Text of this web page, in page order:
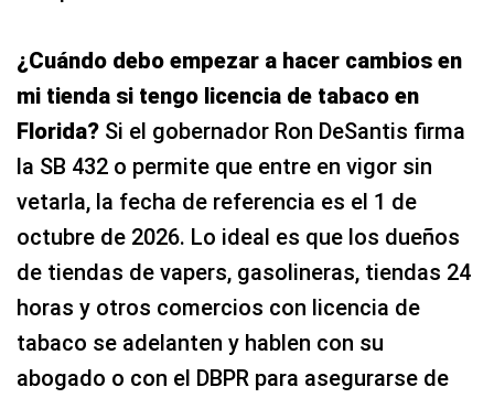
¿Cuándo debo empezar a hacer cambios en
mi tienda si tengo licencia de tabaco en
Florida? Si el gobernador Ron DeSantis firma
la SB 432 o permite que entre en vigor sin
vetarla, la fecha de referencia es el 1 de
octubre de 2026. Lo ideal es que los dueños
de tiendas de vapers, gasolineras, tiendas 24
horas y otros comercios con licencia de
tabaco se adelanten y hablen con su
abogado o con el DBPR para asegurarse de